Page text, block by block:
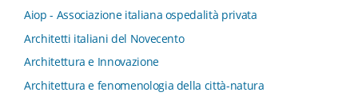
Aiop - Associazione italiana ospedalità privata
Architetti italiani del Novecento
Architettura e Innovazione
Architettura e fenomenologia della città-natura